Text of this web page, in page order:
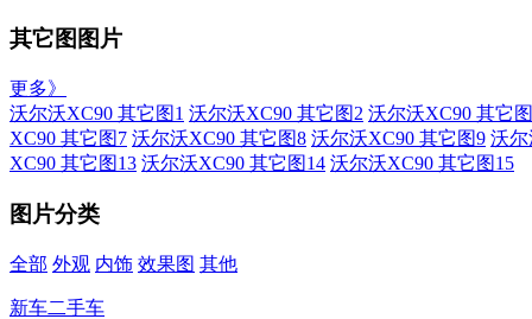
其它图图片
更多》
沃尔沃XC90 其它图1 沃尔沃XC90 其它图2 沃尔沃XC90 其它
XC90 其它图7 沃尔沃XC90 其它图8 沃尔沃XC90 其它图9 沃尔
XC90 其它图13 沃尔沃XC90 其它图14 沃尔沃XC90 其它图15
图片分类
全部 外观 内饰 效果图 其他
新车二手车